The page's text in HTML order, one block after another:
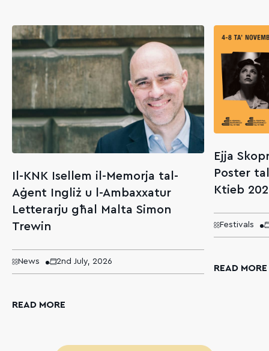
Il-KNK Isellem il-Memorja tal-
Aġent Ingliż u l-Ambaxxatur
Letterarju għal Malta Simon
Trewin
News 2nd July, 2026
READ MORE
Ejja
Poster
Ktieb
Festivals
READ MORE